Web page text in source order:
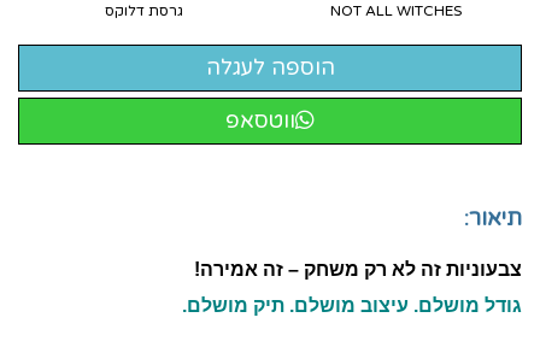
NOT ALL WITCHES גרסת דלוקס
ווטסאפ
תיאור:
צבעוניות זה לא רק משחק – זה אמירה!
גודל מושלם. עיצוב מושלם. תיק מושלם.